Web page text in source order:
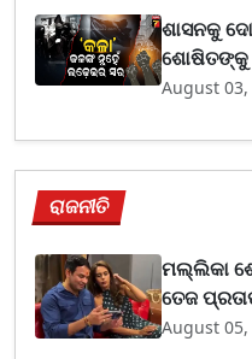
ଶାସନକୁ
ଶୋଷିତଙ୍କୁ
August 03,
ରାଜନୀତି
ମଲ୍ଲିକା
ତେଜ
August 05,